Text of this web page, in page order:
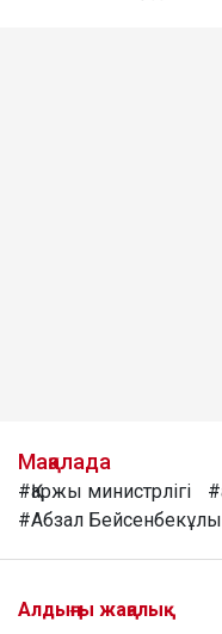
Мақалада
#Қаржы министрлігі
#Абзал Бейсенбекұлы
Алдыңғы жаңалық